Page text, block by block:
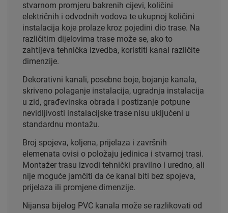
stvarnom promjeru bakrenih cijevi, količini
električnih i odvodnih vodova te ukupnoj količini
instalacija koje prolaze kroz pojedini dio trase. Na
različitim dijelovima trase može se, ako to
zahtijeva tehnička izvedba, koristiti kanal različite
dimenzije.
Dekorativni kanali, posebne boje, bojanje kanala,
skriveno polaganje instalacija, ugradnja instalacija
u zid, građevinska obrada i postizanje potpune
nevidljivosti instalacijske trase nisu uključeni u
standardnu montažu.
Broj spojeva, koljena, prijelaza i završnih
elemenata ovisi o položaju jedinica i stvarnoj trasi.
Montažer trasu izvodi tehnički pravilno i uredno, ali
nije moguće jamčiti da će kanal biti bez spojeva,
prijelaza ili promjene dimenzije.
Nijansa bijelog PVC kanala može se razlikovati od